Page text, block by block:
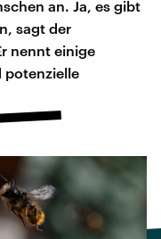
an. Ja, es gibt
sagt der
nennt einige
potenzielle